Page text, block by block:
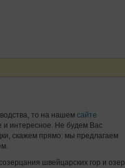
то на нашем сайте
и интересное. Не будем Вас
скажем прямо: мы предлагаем
швейцарских гор и озер